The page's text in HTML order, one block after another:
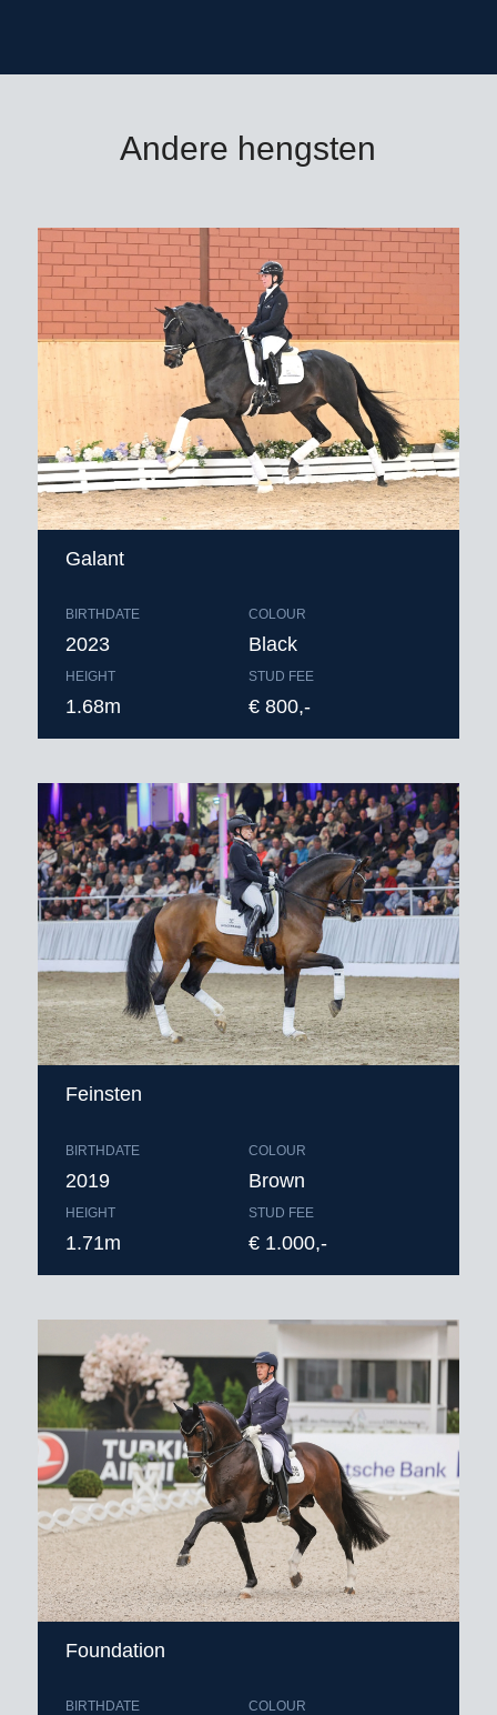
Dekgeld bedraagt € 1.000,- (vaste
excl. BTW, afdracht, toeslag
gezondheidscertificaat* en
*zie toelichting leveringsvoorwaarden
Bestellen voor 9.00 uur ‘s ochtends
Andere hengsten
Galant
BIRTHDATE
2023
HEIGHT
1.68m
COLOUR
Black
STUD FEE
€ 800,-
Feinsten
BIRTHDATE
2019
HEIGHT
1.71m
COLOUR
Brown
STUD FEE
€ 1.000,-
Foundation
BIRTHDATE COLOUR